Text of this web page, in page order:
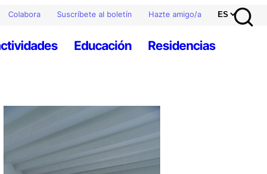
Colabora Suscríbete al boletín Hazte amigo/a
Educación Residencias